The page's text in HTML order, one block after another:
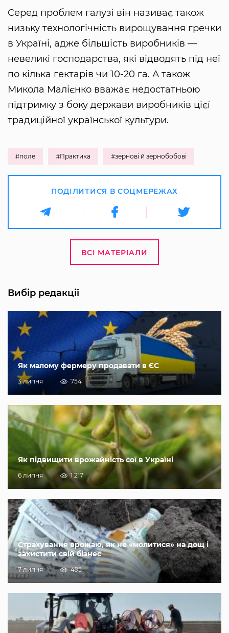
Серед проблем галузі він називає також
низьку технологічність вирощування гречки
в Україні, адже більшість виробників —
невеликі господарства, які відводять під неї
по кілька гектарів чи 10-20 га. А також
Микола Малієнко вважає недостатньою
підтримку з боку держави виробників цієї
традиційної української культури.
#поле #Практика #зернові й зернобобові
ПОДІЛИТИСЯ В СОЦМЕРЕЖАХ
ВСІ МАТЕРІАЛИ
Вибір редакції
Як малому фермеру продавати в ЄС
3 липня 754
Як підвищити врожайність сої в Україні
6 липня 1 217
Страхування врожаю, як не «молитися» на дощ і
захистити свій бізнес
7 липня 495